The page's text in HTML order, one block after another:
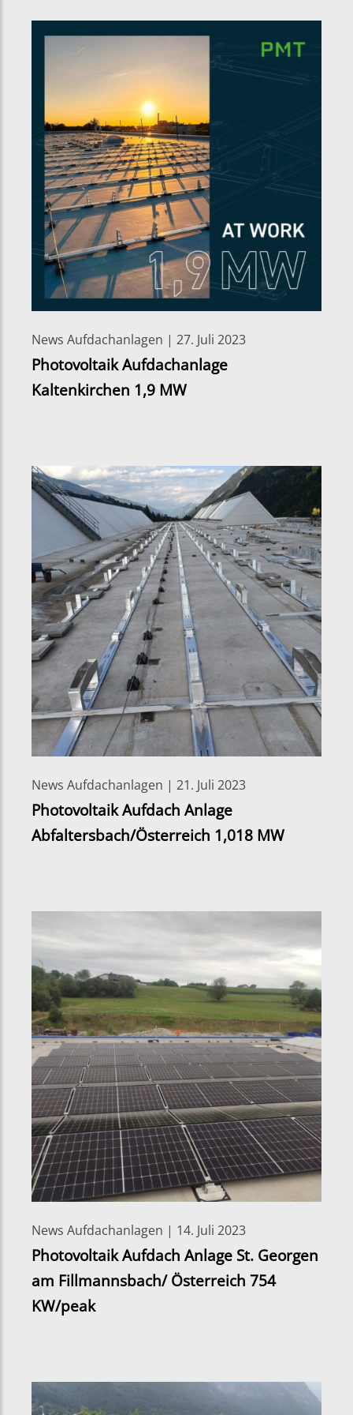
News Aufdachanlagen | 27. Juli 2023
Photovoltaik Aufdachanlage
Kaltenkirchen 1,9 MW
News Aufdachanlagen | 21. Juli 2023
Photovoltaik Aufdach Anlage
Abfaltersbach/Österreich 1,018 MW
News Aufdachanlagen | 14. Juli 2023
Photovoltaik Aufdach Anlage St. Georgen
am Fillmannsbach/ Österreich 754
KW/peak